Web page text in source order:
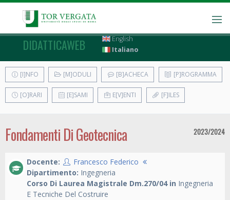
DIDATTICAWEB
English
Italiano
[I]NFO [M]ODULI [B]ACHECA [P]ROGRAMMA
[O]RARI [E]SAMI E[V]ENTI [F]ILES
Fondamenti Di Geotecnica 2023/2024
Docente:
Francesco Federico
Dipartimento: Ingegneria
Corso Di Laurea Magistrale Dm.270/04 in Ingegneria
E Tecniche Del Costruire